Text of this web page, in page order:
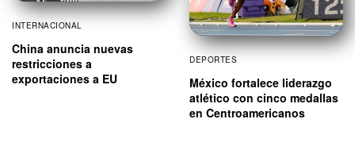
INTERNACIONAL
China anuncia nuevas
restricciones a
exportaciones a EU
DEPORTES
México fortalece liderazgo
atlético con cinco medallas
en Centroamericanos